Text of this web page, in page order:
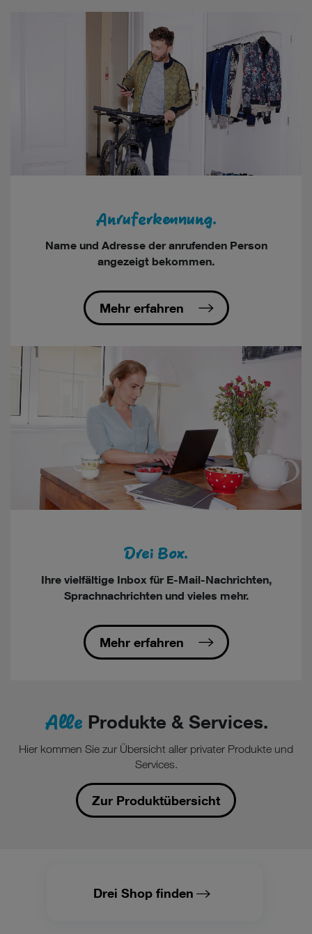
Anruferkennung.
Name und Adresse der anrufenden Person
angezeigt bekommen.
Mehr erfahren
Drei Box.
Ihre vielfältige Inbox für E-Mail-Nachrichten,
Sprachnachrichten und vieles mehr.
Mehr erfahren
Alle Produkte & Services.
Hier kommen Sie zur Übersicht aller privater Produkte und
Services.
Zur Produktübersicht
Drei Shop finden